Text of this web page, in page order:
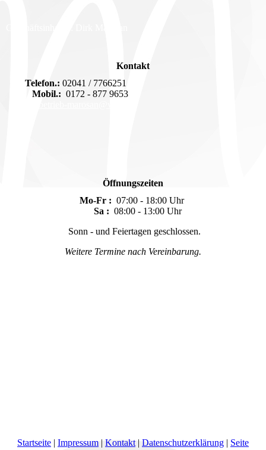
Kontakt
Telefon.: 02041 / 7766251
Mobil.: 0172 - 877 9653
Öffnungszeiten
Mo-Fr : 07:00 - 18:00 Uhr
Sa : 08:00 - 13:00 Uhr
Sonn - und Feiertagen geschlossen.
Weitere Termine nach Vereinbarung.
Startseite | Impressum | Kontakt| Datenschutzerklärung | Seite